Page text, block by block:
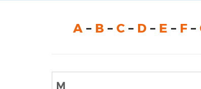
A– B – C– D – E – F–
M